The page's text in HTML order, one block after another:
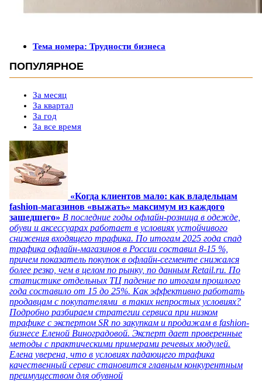
Тема номера: Трудности бизнеса
ПОПУЛЯРНОЕ
За месяц
За квартал
За год
За все время
«Когда клиентов мало: как владельцам
fashion-магазинов «выжать» максимум из каждого
зашедшего» В последние годы офлайн-розница в одежде,
обуви и аксессуарах работает в условиях устойчивого
снижения входящего трафика. По итогам 2025 года спад
трафика офлайн-магазинов в России составил 8-15 %,
причем показатель покупок в офлайн-сегменте снижался
более резко, чем в целом по рынку, по данным Retail.ru. По
статистике отдельных ТЦ падение по итогам прошлого
года составило от 15 до 25%. Как эффективно работать
продавцам с покупателями в таких непростых условиях?
Подробно разбираем стратегии сервиса при низком
трафике с экспертом SR по закупкам и продажам в fashion-
бизнесе Еленой Виноградовой. Эксперт дает проверенные
методы с практическими примерами речевых модулей.
Елена уверена, что в условиях падающего трафика
качественный сервис становится главным конкурентным
преимуществом для обувной